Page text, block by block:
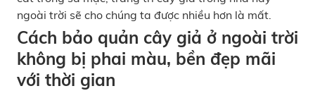
ngoài trời sẽ cho chúng ta được nhiều hơn là mất.
Cách bảo quản cây giả ở ngoài trời
không bị phai màu, bền đẹp mãi
với thời gian